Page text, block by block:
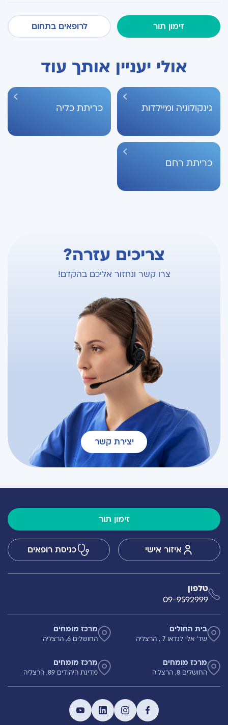
זימון תור לרופאים בתחום
אולי יעניין אותך עוד
גינקולוגיה ומיילדות כריתת כליה
כריתת רחם
צריכים עזרה?
צרו קשר ונחזור אליכם בהקדם!
יצירת קשר
זימון תור
איזור אישי כניסת רופאים
טלפון
09-9592999
בית החולים
שד' אלי לנדאו 7 , הרצליה
מרכז מומחים
החושלים 6, הרצליה
מרכז מומחים
החושלים 8, הרצליה
מרכז מומחים
מדינת היהודים 89, הרצליה